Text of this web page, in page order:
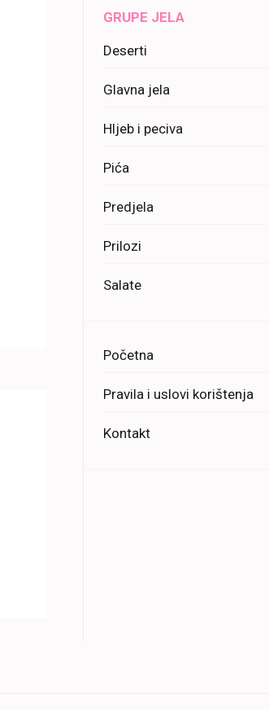
GRUPE JELA
Deserti
Glavna jela
Hljeb i peciva
Pića
Predjela
Prilozi
Salate
Početna
Pravila i uslovi korištenja
Kontakt